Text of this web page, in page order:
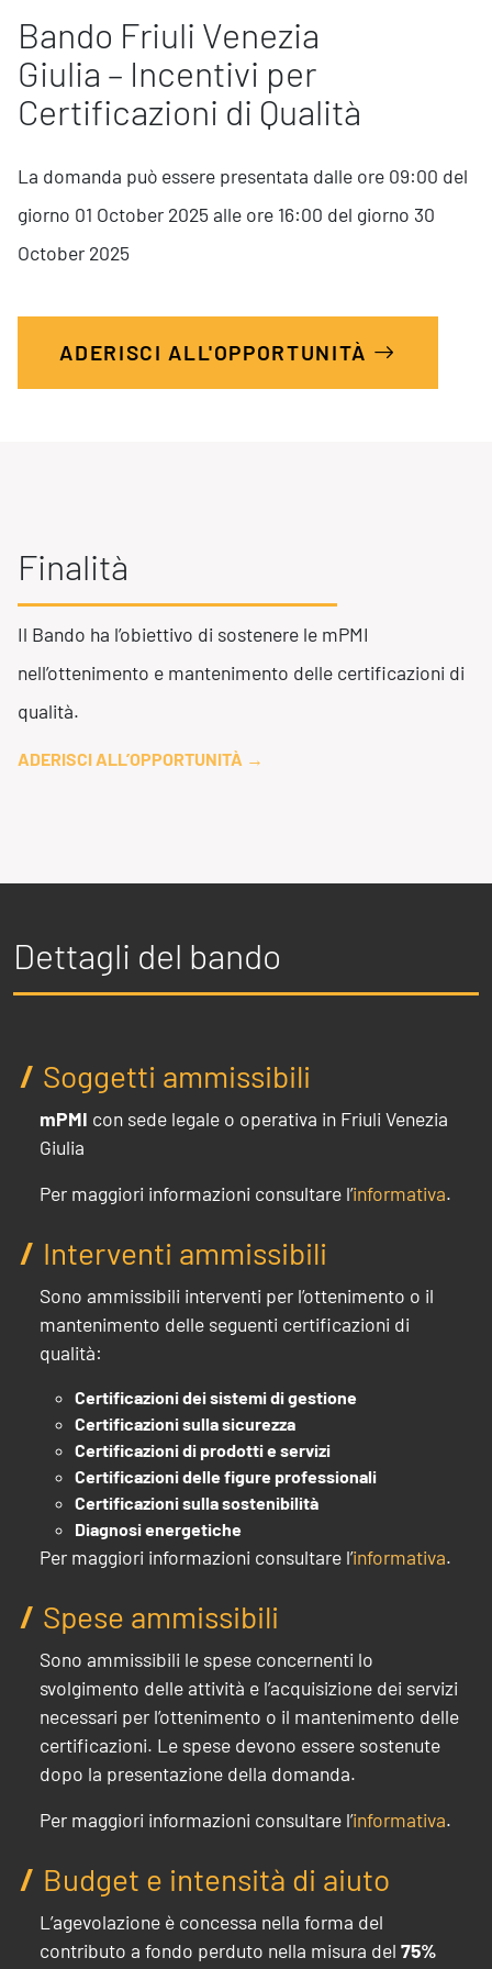
Finanza Strategica
Innovazione
Collaborative Design
Social Impacts
Digital
Modern Infrastructure
Operation
Smart Working
Efficientamento Aziendale
Finanza & Gestione Economica
Risk Management
Sicurezza Alimentare
Cyber Security
Bando Friuli Venezia
Giulia – Incentivi per
Certificazioni di Qualità
La domanda può essere presentata dalle ore 09:00 del
giorno 01 October 2025 alle ore 16:00 del giorno 30
October 2025
ADERISCI ALL'OPPORTUNITÀ
Finalità
Il Bando ha l’obiettivo di sostenere le mPMI
nell’ottenimento e mantenimento delle certificazioni di
qualità.
ADERISCI ALL’OPPORTUNITÀ →
Dettagli del bando
Soggetti ammissibili
mPMI con sede legale o operativa in Friuli Venezia
Giulia
Per maggiori informazioni consultare l’informativa.
Interventi ammissibili
Sono ammissibili interventi per l’ottenimento o il
mantenimento delle seguenti certificazioni di
qualità:
Certificazioni dei sistemi di gestione
Certificazioni sulla sicurezza
Certificazioni di prodotti e servizi
Certificazioni delle figure professionali
Certificazioni sulla sostenibilità
Diagnosi energetiche
Per maggiori informazioni consultare l’informativa.
Spese ammissibili
Sono ammissibili le spese concernenti lo
svolgimento delle attività e l’acquisizione dei servizi
necessari per l’ottenimento o il mantenimento delle
certificazioni. Le spese devono essere sostenute
dopo la presentazione della domanda.
Per maggiori informazioni consultare l’informativa.
Budget e intensità di aiuto
L’agevolazione è concessa nella forma del
contributo a fondo perduto nella misura del 75%